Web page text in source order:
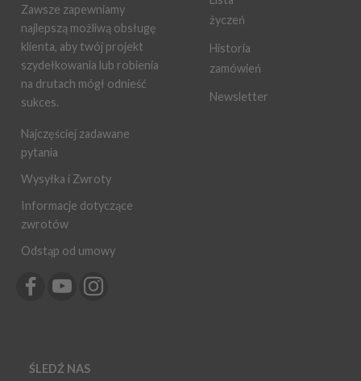
Zawsze zapewniamy
najlepszą możliwą obsługę
klienta, aby twój projekt
szydełkowania lub robienia
na drutach mógł odnieść
sukces.
Najczęściej zadawane
pytania
Wysyłka i Zwroty
Informacje dotyczące
zwrotów
Odstąp od umowy
życzeń
Historia
zamówień
Newsletter
ŚLEDŹ NAS